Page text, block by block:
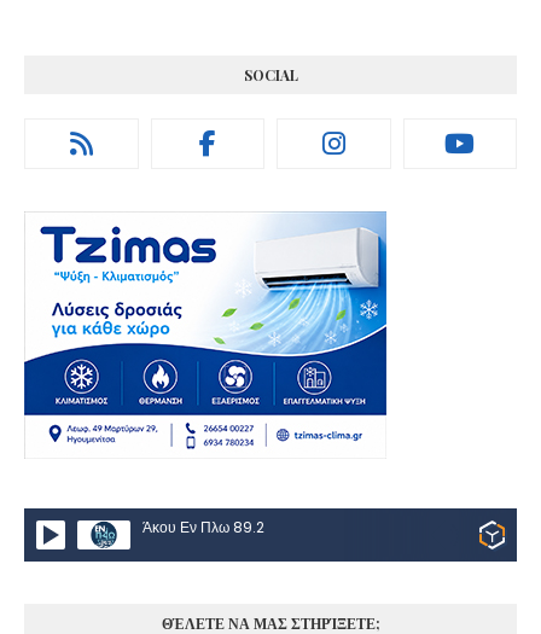
SOCIAL
Άκου Εν Πλω 89.2
ΘΈΛΕΤΕ ΝΑ ΜΑΣ ΣΤΗΡΊΞΕΤΕ;